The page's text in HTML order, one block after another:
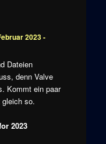
2023 -
Dateien
denn Valve
Kommt ein paar
so.
2023